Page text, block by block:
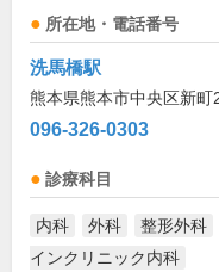
所在地・電話番号
洗馬橋駅
熊本県熊本市中央区新町
096-326-0303
診療科目
内科 外科 整形外科
インクリニック内科